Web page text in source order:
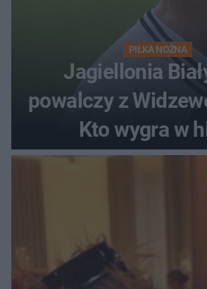
PIŁKA NOŻNA
Jagiellonia
powalczy z
Kto wygra w